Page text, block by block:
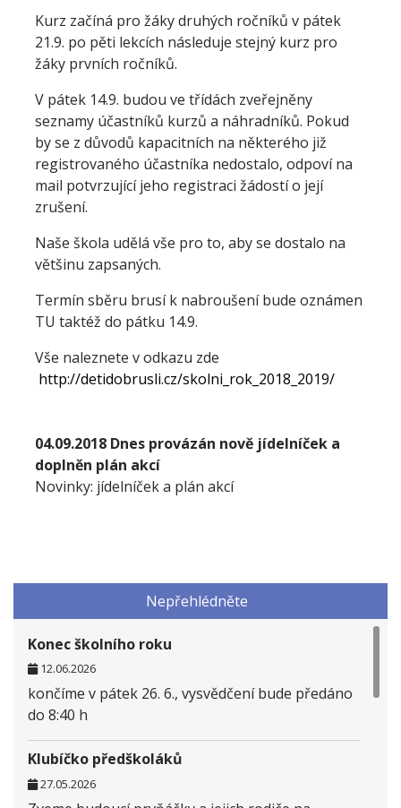
Kurz začíná pro žáky druhých ročníků v pátek
21.9. po pěti lekcích následuje stejný kurz pro
žáky prvních ročníků.
V pátek 14.9. budou ve třídách zveřejněny
seznamy účastníků kurzů a náhradníků. Pokud
by se z důvodů kapacitních na některého již
registrovaného účastníka nedostalo, odpoví na
mail potvrzující jeho registraci žádostí o její
zrušení.
Naše škola udělá vše pro to, aby se dostalo na
většinu zapsaných.
Termín sběru brusí k nabroušení bude oznámen
TU taktéž do pátku 14.9.
Vše naleznete v odkazu zde
http://detidobrusli.cz/skolni_rok_2018_2019/
04.09.2018 Dnes provázán nově jídelníček a
doplněn plán akcí
Novinky: jídelníček a plán akcí
Nepřehlédněte
Konec školního roku
12.06.2026
končíme v pátek 26. 6., vysvědčení bude předáno
do 8:40 h
Klubíčko předškoláků
27.05.2026